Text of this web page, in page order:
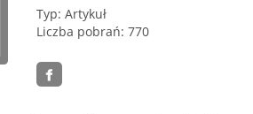
Typ: Artykuł
Liczba pobrań: 770